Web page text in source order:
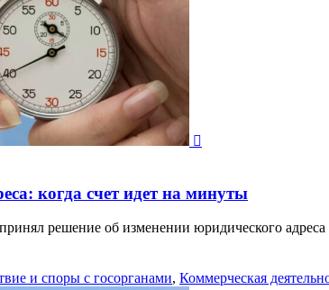

когда счет идет на минуты
решение об изменении юридического
и споры с госорганами, Коммерческая